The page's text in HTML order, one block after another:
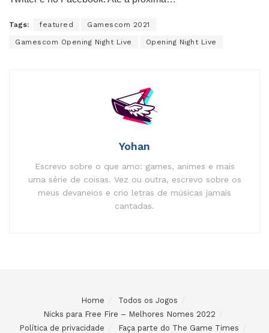
Tags: featured Gamescom 2021
Gamescom Opening Night Live Opening Night Live
Yohan
Escrevo sobre o que amo: games, animes e mais
uma série de coisas. Vez ou outra, escrevo sobre os
meus devaneios e crio letras de músicas jamais
cantadas.
Home
Todos os Jogos
Nicks para Free Fire – Melhores Nomes 2022
Política de privacidade
Faça parte do The Game Times